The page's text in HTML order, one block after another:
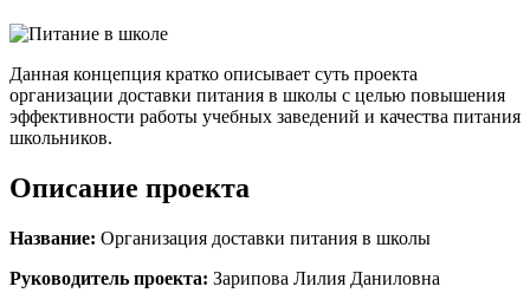
Данная концепция кратко описывает суть проекта
организации доставки питания в школы с целью повышения
эффективности работы учебных заведений и качества питания
школьников.
Описание проекта
Название: Организация доставки питания в школы
Руководитель проекта: Зарипова Лилия Даниловна